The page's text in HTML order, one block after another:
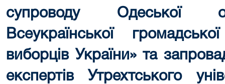
супроводу Одеської
Всеукраїнської
виборців України» та
експертів Утрехтського